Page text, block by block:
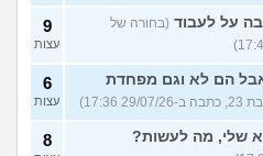
על לעבוד (בחורה של
9
עצות
אבל הם לא וגם מפחדת
17:36)
6
עצות
שלי, מה לעשות? 8